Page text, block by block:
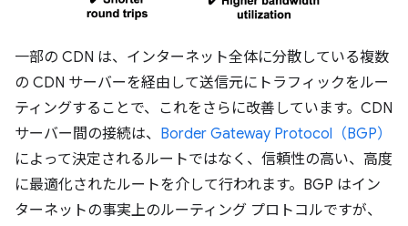
一部の CDN は、インターネット全体に分散している複数
の CDN サーバーを経由して送信元にトラフィックをルー
ティングすることで、これをさらに改善しています。CDN
サーバー間の接続は、 Border Gateway Protocol（BGP）
によって決定されるルートではなく、信頼性の高い、高度
に最適化されたルートを介して行われます。BGP はイン
ターネットの事実上のルーティング プロトコルですが、